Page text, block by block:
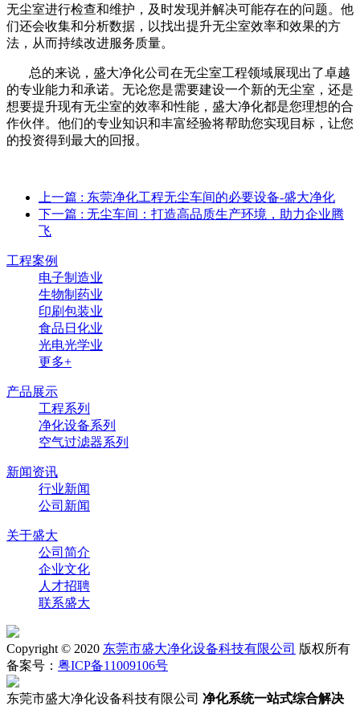
无尘室进行检查和维护，及时发现并解决可能存在的问题。他
们还会收集和分析数据，以找出提升无尘室效率和效果的方
法，从而持续改进服务质量。
总的来说，盛大净化公司在无尘室工程领域展现出了卓越
的专业能力和承诺。无论您是需要建设一个新的无尘室，还是
想要提升现有无尘室的效率和性能，盛大净化都是您理想的合
作伙伴。他们的专业知识和丰富经验将帮助您实现目标，让您
的投资得到最大的回报。
上一篇 : 东莞净化工程无尘车间的必要设备-盛大净化
下一篇 : 无尘车间：打造高品质生产环境，助力企业腾
飞
工程案例
电子制造业
生物制药业
印刷包装业
食品日化业
光电光学业
更多+
产品展示
工程系列
净化设备系列
空气过滤器系列
新闻资讯
行业新闻
公司新闻
关于盛大
公司简介
企业文化
人才招聘
联系盛大
Copyright © 2020 东莞市盛大净化设备科技有限公司 版权所有
备案号： 粤ICP备11009106号
东莞市盛大净化设备科技有限公司 净化系统一站式综合解决